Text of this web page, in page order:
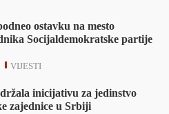
ostavku na mesto
Socijaldemokratske partije
VIJESTI
inicijativu za jedinstvo
zajednice u Srbiji